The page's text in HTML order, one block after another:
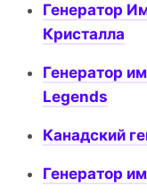
Генератор
Кристалла
Генератор
Legends
Канадский
Генератор